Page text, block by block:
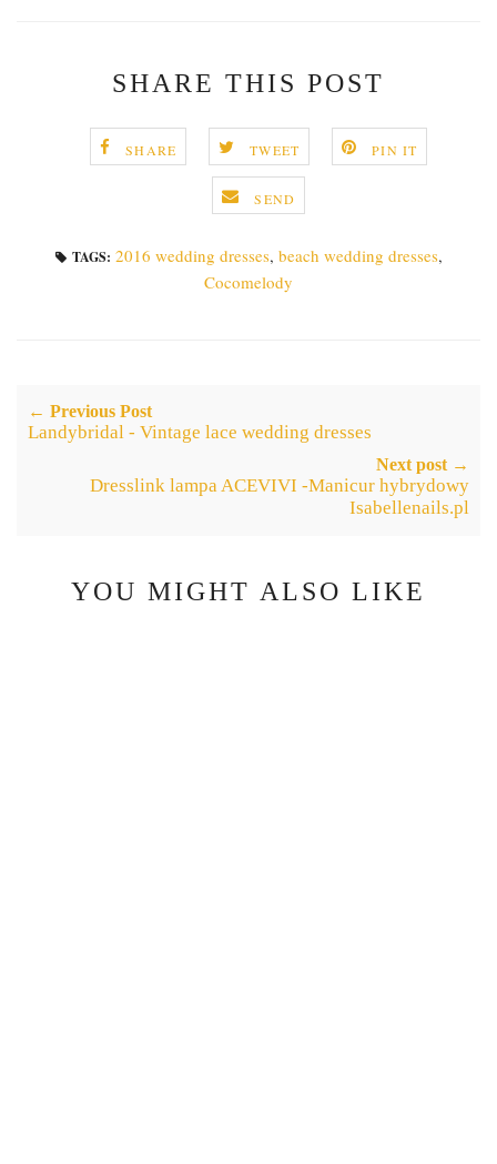
SHARE THIS POST
SHARE TWEET PIN IT
SEND
TAGS: 2016 wedding dresses, beach wedding dresses,
Cocomelody
← Previous Post
Landybridal - Vintage lace wedding dresses
Next post →
Dresslink lampa ACEVIVI -Manicur hybrydowy
Isabellenails.pl
YOU MIGHT ALSO LIKE